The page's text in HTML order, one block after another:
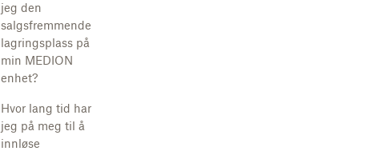
jeg den
salgsfremmende
lagringsplass på
min MEDION
enhet?
Hvor lang tid har
jeg på meg til å
innløse